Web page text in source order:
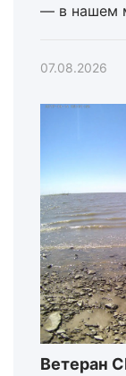
— в нашем
07.08.2026
Ветеран